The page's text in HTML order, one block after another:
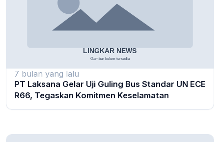
7 bulan yang lalu
PT Laksana Gelar Uji Guling Bus Standar UN ECE
R66, Tegaskan Komitmen Keselamatan